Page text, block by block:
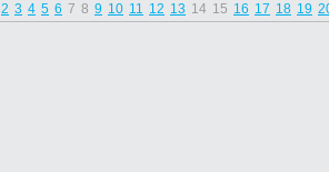
2 3 4 5 6 7 8 9 10 11 12 13 14 15 16 17 18 19